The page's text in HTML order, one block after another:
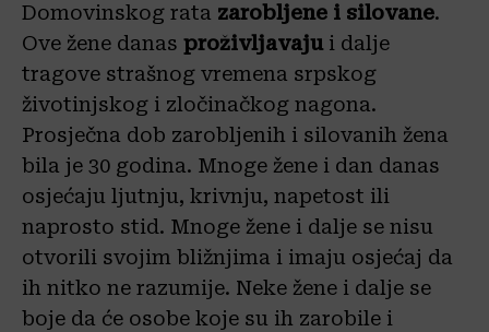
Domovinskog rata zarobljene i silovane.
Ove žene danas proživljavajui dalje
tragove strašnog vremena srpskog
životinjskog i zločinačkog nagona.
Prosječna dob zarobljenih i silovanih žena
bila je 30 godina. Mnoge žene i dan danas
osjećaju ljutnju, krivnju, napetost ili
naprosto stid. Mnoge žene i dalje se nisu
otvorili svojim bližnjima i imaju osjećaj da
ih nitko ne razumije. Neke žene i dalje se
boje da će osobe koje su ih zarobile i